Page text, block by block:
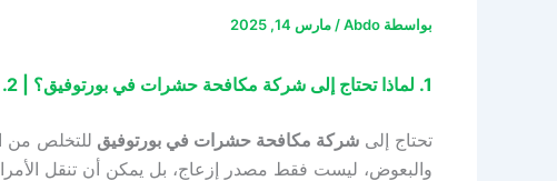
بواسطة Abdo
/ مارس 14, 2025
1. لماذا تحتاج إلى شركة مكافحة حشرات في بورتوفيق؟ | 2. ما ضرورة شركة مكافحة الحشرات في بورتوفيق ؟ 3. هل تسأل عن اهمية شركة مكافحة حشرات بورتوفيق ؟
تحتاج إلى شركة مكافحة حشرات في بورتوفيق للتخلص من
والبعوض، ليست فقط مصدر إزعاج، بل يمكن أن تنقل